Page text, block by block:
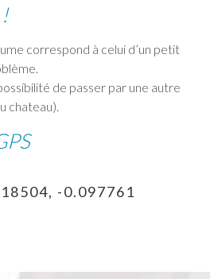
correspond à celui d’un petit
de passer par une autre
chateau).
-0.097761